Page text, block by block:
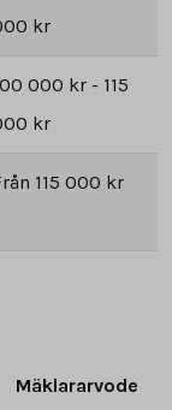
kr
000 kr - 115
kr
115 000 kr
Mäklararvode